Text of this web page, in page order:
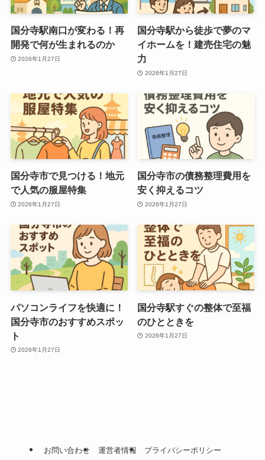
国分寺駅南口が変わる！再
開発で何が生まれるのか
2026年1月27日
国分寺駅から徒歩で夢のマ
イホームを！建売住宅の魅
力
2026年1月27日
国分寺市で見つける！地元
で人気の服屋特集
2026年1月27日
国分寺市の債務整理費用を
安く抑えるコツ
2026年1月27日
パソコンライフを快適に！
国分寺市のおすすめスポッ
ト
2026年1月27日
国分寺駅すぐの整体で至福
のひとときを
2026年1月27日
お問い合わせ 運営者情報 プライバシーポリシー